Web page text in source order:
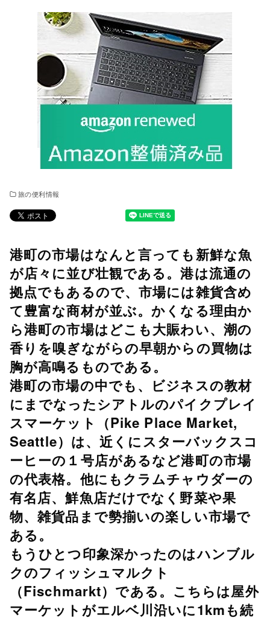
旅の便利情報
港町の市場はなんと言っても新鮮な魚
が店々に並び壮観である。港は流通の
拠点でもあるので、市場には雑貨含め
て豊富な商材が並ぶ。かくなる理由か
ら港町の市場はどこも大賑わい、潮の
香りを嗅ぎながらの早朝からの買物は
胸が高鳴るものである。
港町の市場の中でも、ビジネスの教材
にまでなったシアトルのパイクプレイ
スマーケット（Pike Place Market,
Seattle）は、近くにスターバックスコ
ーヒーの１号店があるなど港町の市場
の代表格。他にもクラムチャウダーの
有名店、鮮魚店だけでなく野菜や果
物、雑貨品まで勢揃いの楽しい市場で
ある。
もうひとつ印象深かったのはハンブル
クのフィッシュマルクト
（Fischmarkt）である。こちらは屋外
マーケットがエルベ川沿いに1kmも続